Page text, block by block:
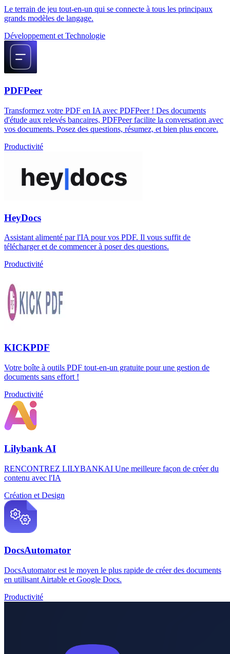
Le terrain de jeu tout-en-un qui se connecte à tous les principaux
grands modèles de langage.
Développement et Technologie
PDFPeer
Transformez votre PDF en IA avec PDFPeer ! Des documents
d'étude aux relevés bancaires, PDFPeer facilite la conversation avec
vos documents. Posez des questions, résumez, et bien plus encore.
Productivité
HeyDocs
Assistant alimenté par l'IA pour vos PDF. Il vous suffit de
télécharger et de commencer à poser des questions.
Productivité
KICKPDF
Votre boîte à outils PDF tout-en-un gratuite pour une gestion de
documents sans effort !
Productivité
Lilybank AI
RENCONTREZ LILYBANKAI Une meilleure façon de créer du
contenu avec l'IA
Création et Design
DocsAutomator
DocsAutomator est le moyen le plus rapide de créer des documents
en utilisant Airtable et Google Docs.
Productivité